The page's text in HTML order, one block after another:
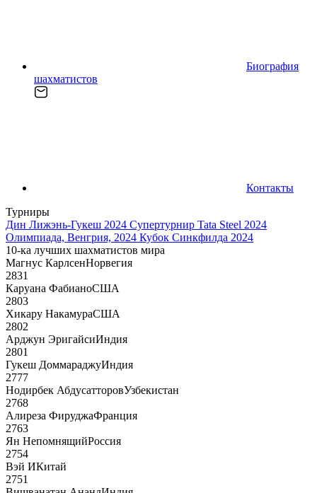
Биография
шахматистов
Контакты
Турниры
Дин Лижэнь-Гукеш 2024 Супертурнир Tata Steel 2024
Олимпиада, Венгрия, 2024 Кубок Синкфилда 2024
10-ка лучших шахматистов мира
Магнус КарлсенНорвегия
2831
Каруана ФабианоСША
2803
Хикару НакамураСША
2802
Арджун ЭригайсиИндия
2801
Гукеш ДоммараджуИндия
2777
Нодирбек АбдусатторовУзбекистан
2768
Алиреза ФируджаФранция
2763
Ян НепомнящийРоссия
2754
Вэй ИКитай
2751